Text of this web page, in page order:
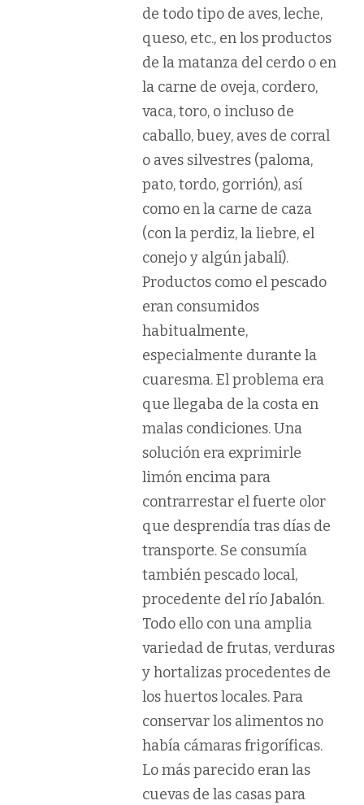
de todo tipo de aves, leche,
queso, etc., en los productos
de la matanza del cerdo o en
la carne de oveja, cordero,
vaca, toro, o incluso de
caballo, buey, aves de corral
o aves silvestres (paloma,
pato, tordo, gorrión), así
como en la carne de caza
(con la perdiz, la liebre, el
conejo y algún jabalí).
Productos como el pescado
eran consumidos
habitualmente,
especialmente durante la
cuaresma. El problema era
que llegaba de la costa en
malas condiciones. Una
solución era exprimirle
limón encima para
contrarrestar el fuerte olor
que desprendía tras días de
transporte. Se consumía
también pescado local,
procedente del río Jabalón.
Todo ello con una amplia
variedad de frutas, verduras
y hortalizas procedentes de
los huertos locales. Para
conservar los alimentos no
había cámaras frigoríficas.
Lo más parecido eran las
cuevas de las casas para